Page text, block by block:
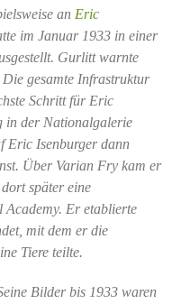
an Eric
im Januar 1933 in einer
Gurlitt warnte
gesamte Infrastruktur
Schritt für Eric
in der Nationalgalerie
Eric Isenburger dann
Über Varian Fry kam er
später eine
Academy. Er etablierte
mit dem er die
Tiere teilte.
Bilder bis 1933 waren